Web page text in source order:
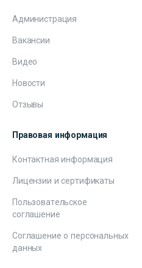
Администрация
Вакансии
Видео
Новости
Отзывы
Правовая информация
Контактная информация
Лицензии и сертификаты
Пользовательское
соглашение
Соглашение о персональных
данных